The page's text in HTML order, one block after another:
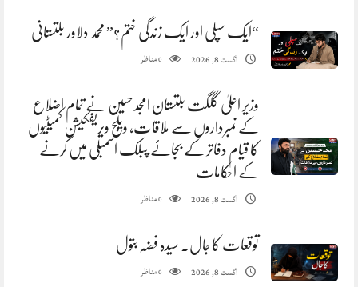
“ایک سپلی اور ایک زندگی ختم؟” محمد دلاور بلتستانی
اگست 8, 2026 0مناظر
وزیر اعلیٰ گلگت بلتستان امجد حسین نے تمام اضلاع
کے نمبرداروں سے ملاقات، ویلج ویریفکیشن کمیٹیوں
کا قیام دفاتر کے بجائے پبلک اسمبلی میں کرنے
کے احکامات
اگست 8, 2026 0مناظر
توقعات کا جال. سیدہ فضہ بتول
اگست 8, 2026 0مناظر